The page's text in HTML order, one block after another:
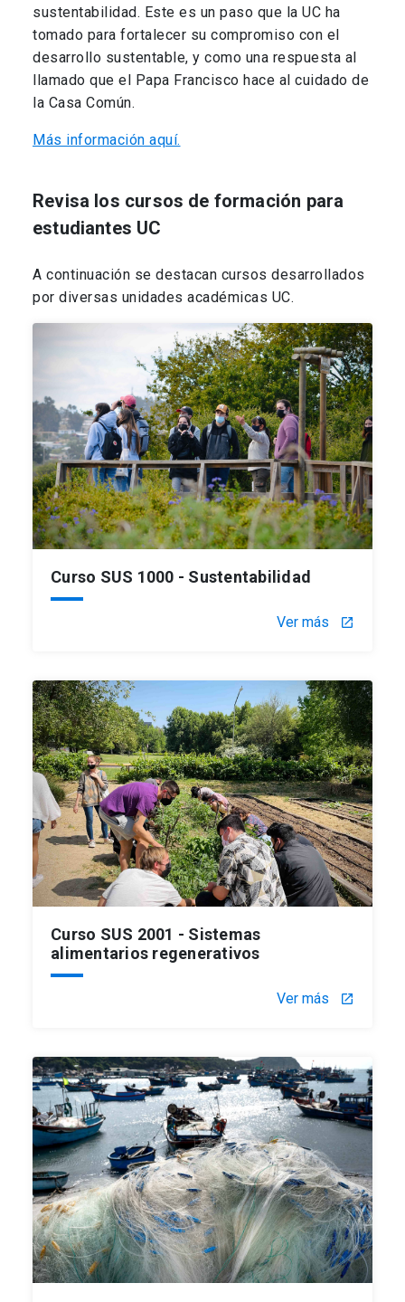
sustentabilidad. Este es un paso que la UC ha
tomado para fortalecer su compromiso con el
desarrollo sustentable, y como una respuesta al
llamado que el Papa Francisco hace al cuidado de
la Casa Común.
Más información aquí.
Revisa los cursos de formación para
estudiantes UC
A continuación se destacan cursos desarrollados
por diversas unidades académicas UC.
Curso SUS 1000 - Sustentabilidad
Ver más launch
Curso SUS 2001 - Sistemas
alimentarios regenerativos
Ver más launch